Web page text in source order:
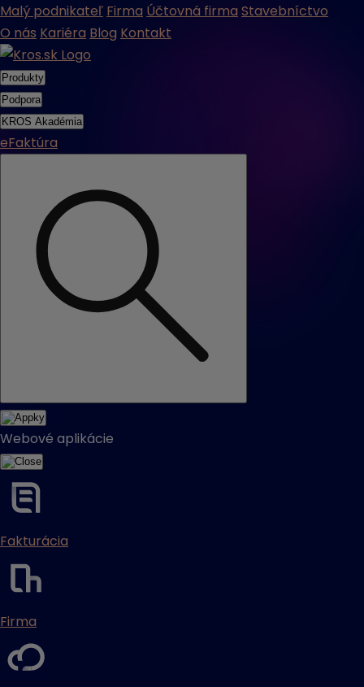
Malý podnikateľ Firma Účtovná firma Stavebníctvo
O nás Kariéra Blog Kontakt
Produkty
Podpora
KROS Akadémia
eFaktúra
Webové aplikácie
Fakturácia
Firma